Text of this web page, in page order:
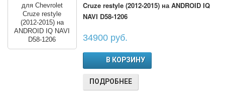
Cruze restyle (2012-2015) на ANDROID IQ
NAVI D58-1206
34900 руб.
В КОРЗИНУ
ПОДРОБНЕЕ